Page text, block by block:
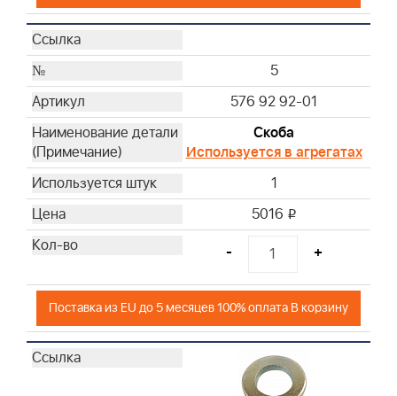
5
576 92 92-01
Скоба
Используется в агрегатах
1
5016 i
- +
Поставка из EU до 5 месяцев 100% оплата В корзину